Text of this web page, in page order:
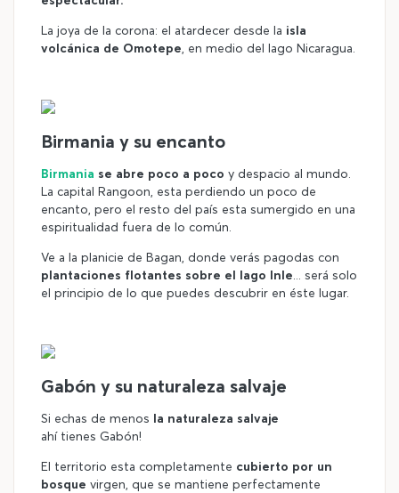
La joya de la corona: el atardecer desde la isla
volcánica de Omotepe, en medio del lago Nicaragua.
Birmania y su encanto
Birmania se abre poco a poco y despacio al mundo.
La capital Rangoon, esta perdiendo un poco de
encanto, pero el resto del país esta sumergido en una
espiritualidad fuera de lo común.
Ve a la planicie de Bagan, donde verás pagodas con
plantaciones flotantes sobre el lago Inle... será solo
el principio de lo que puedes descubrir en éste lugar.
Gabón y su naturaleza salvaje
Si echas de menos la naturaleza salvaje
ahí tienes Gabón!
El territorio esta completamente cubierto por un
bosque virgen, que se mantiene perfectamente